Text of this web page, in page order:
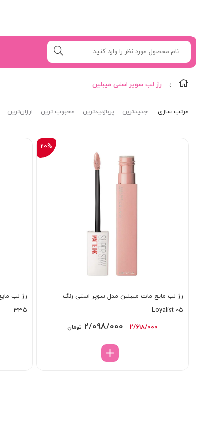
رژ لب سوپر استی میبلین
مرتب‌ سازی: جدیدترین پربازدیدترین محبوب ترین ارزان‌ترین
20%
رژ لب مایع مات میبلین مدل سوپر استی رنگ
Loyalist 05
2/618/000
قیمت
بود.
2/098/000 تومانقیمت
335